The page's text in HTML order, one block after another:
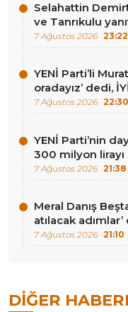
Selahattin
ve Tanrıkulu
7 Ağustos 2026 23:22
YENİ Parti’li
oradayız’ dedi,
7 Ağustos 2026 22:30
YENİ Parti’nin
300 milyon lirayı
7 Ağustos 2026 21:38
Meral Danış
atılacak adımlar’
7 Ağustos 2026 21:10
DIĞER